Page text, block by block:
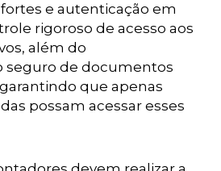
e autenticação em
rigoroso de acesso aos
além do
seguro de documentos
que apenas
possam acessar esses